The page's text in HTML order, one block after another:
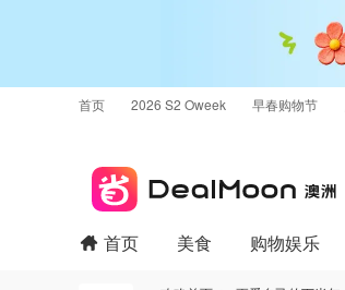
首页 2026 S2 Oweek 早春购物节
首页 美食 购物娱乐